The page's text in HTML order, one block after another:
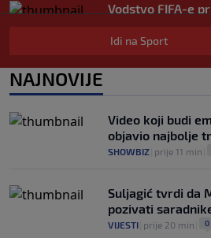
Vodstvo FIFA-e
kakav je njegov
NOGOMET|prije 2 h
Evo šta
Idi na Sport
NAJNOVIJE
Video koji budi
objavio najbolje
SHOWBIZ prije 11 min
Suljagić tvrdi da
pozivati
VIJESTI prije 20 min 0